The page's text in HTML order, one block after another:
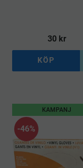
30kr
KÖP
46%
KAMPANJ